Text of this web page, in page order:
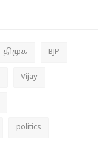
திமுக BJP
Vijay
politics